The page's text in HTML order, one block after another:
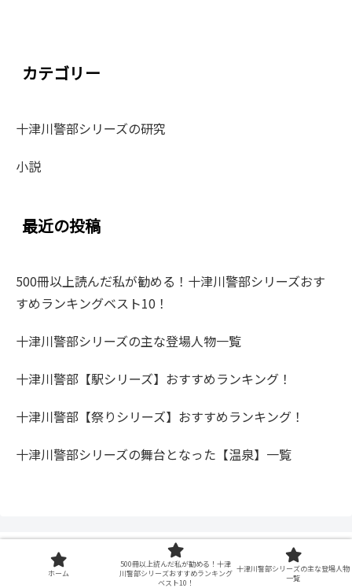
カテゴリー
十津川警部シリーズの研究
小説
最近の投稿
500冊以上読んだ私が勧める！十津川警部シリーズおす
すめランキングベスト10！
十津川警部シリーズの主な登場人物一覧
十津川警部【駅シリーズ】おすすめランキング！
十津川警部【祭りシリーズ】おすすめランキング！
十津川警部シリーズの舞台となった【温泉】一覧
ホーム
500冊以上読んだ私が勧める！十津
川警部シリーズおすすめランキング
ベスト10！
十津川警部シリーズの主な登場人物
一覧